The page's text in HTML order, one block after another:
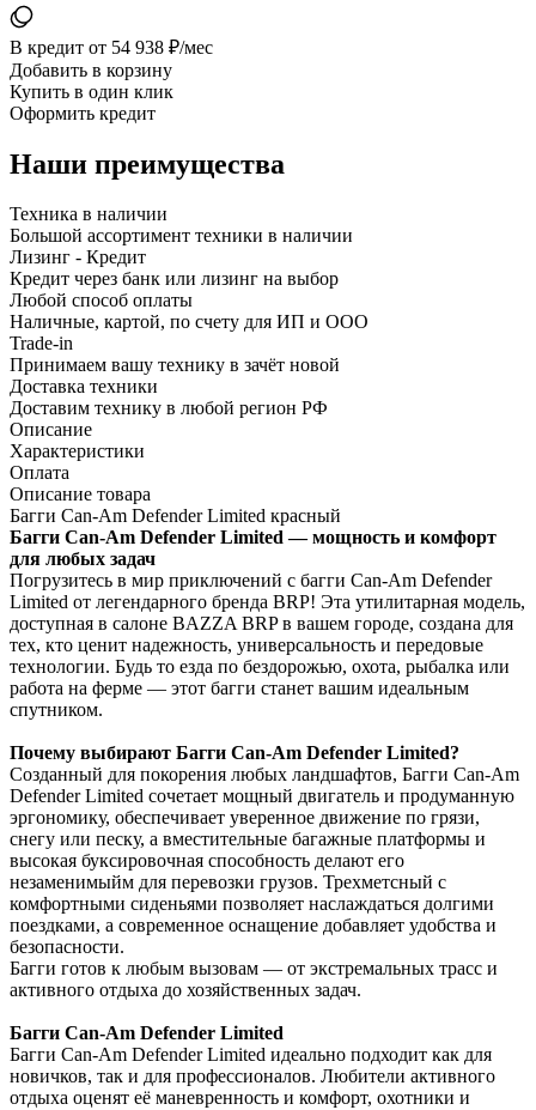
В кредит от 54 938 ₽/мес
Добавить в корзину
Купить в один клик
Оформить кредит
Наши преимущества
Техника в наличии
Большой ассортимент техники в наличии
Лизинг - Кредит
Кредит через банк или лизинг на выбор
Любой способ оплаты
Наличные, картой, по счету для ИП и ООО
Trade-in
Принимаем вашу технику в зачёт новой
Доставка техники
Доставим технику в любой регион РФ
Описание
Характеристики
Оплата
Описание товара
Багги Can-Am Defender Limited красный
Багги Can-Am Defender Limited — мощность и комфорт
для любых задач
Погрузитесь в мир приключений с багги Can-Am Defender
Limited от легендарного бренда BRP! Эта утилитарная модель,
доступная в салоне BAZZA BRP в вашем городе, создана для
тех, кто ценит надежность, универсальность и передовые
технологии. Будь то езда по бездорожью, охота, рыбалка или
работа на ферме — этот багги станет вашим идеальным
спутником.
Почему выбирают Багги Can-Am Defender Limited?
Созданный для покорения любых ландшафтов, Багги Can-Am
Defender Limited сочетает мощный двигатель и продуманную
эргономику, обеспечивает уверенное движение по грязи,
снегу или песку, а вместительные багажные платформы и
высокая буксировочная способность делают его
незаменимыйм для перевозки грузов. Трехметсный с
комфортными сиденьями позволяет наслаждаться долгими
поездками, а современное оснащение добавляет удобства и
безопасности.
Багги готов к любым вызовам — от экстремальных трасс и
активного отдыха до хозяйственных задач.
Багги Can-Am Defender Limited
Багги Can-Am Defender Limited идеально подходит как для
новичков, так и для профессионалов. Любители активного
отдыха оценят её маневренность и комфорт, охотники и